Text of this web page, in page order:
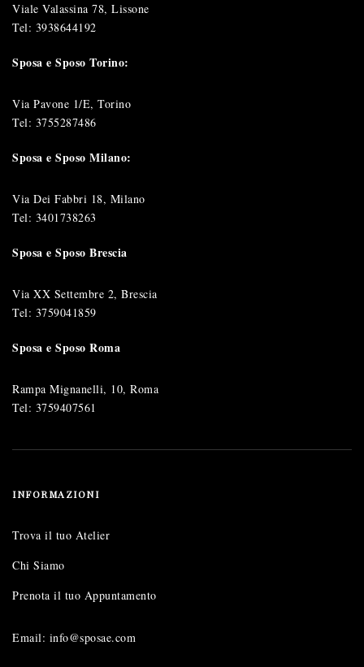
Viale Valassina 78, Lissone
Tel: 3938644192
Sposa e Sposo Torino:
Via Pavone 1/E, Torino
Tel: 3755287486
Sposa e Sposo Milano:
Via Dei Fabbri 18, Milano
Tel: 3401738263
Sposa e Sposo Brescia
Via XX Settembre 2, Brescia
Tel: 3759041859
Sposa e Sposo Roma
Rampa Mignanelli, 10, Roma
Tel: 3759407561
INFORMAZIONI
Trova il tuo Atelier
Chi Siamo
Prenota il tuo Appuntamento
Email: info@sposae.com